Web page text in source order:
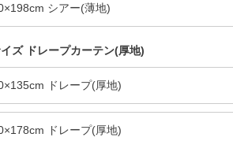
シアー(薄地)
ズ ドレープカーテン(厚地)
ドレープ(厚地)
ドレープ(厚地)